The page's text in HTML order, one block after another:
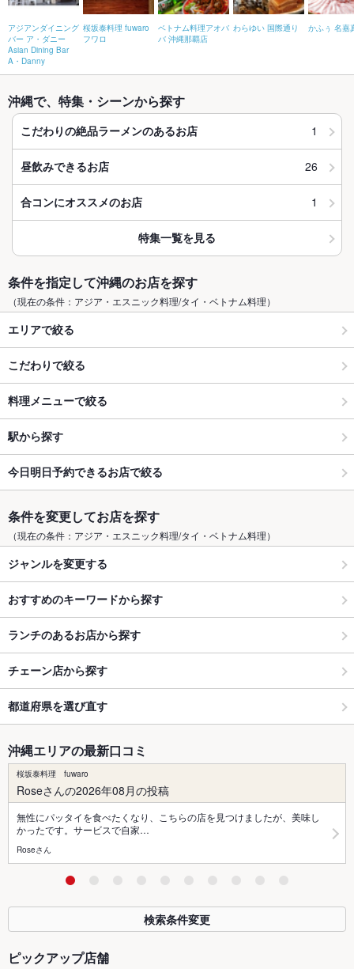
アジアンダイニング
バー ア・ダニー
Asian Dining Bar
A・Danny
桜坂泰料理 fuwaro
フワロ
ベトナム料理アオバ
バ 沖縄那覇店
わらゆい 国際通り かふぅ 名嘉
沖縄で、特集・シーンから探す
こだわりの絶品ラーメンのあるお店 1
昼飲みできるお店 26
合コンにオススメのお店 1
特集一覧を見る
条件を指定して沖縄のお店を探す
（現在の条件：アジア・エスニック料理/タイ・ベトナム料理）
エリアで絞る
こだわりで絞る
料理メニューで絞る
駅から探す
今日明日予約できるお店で絞る
条件を変更してお店を探す
（現在の条件：アジア・エスニック料理/タイ・ベトナム料理）
ジャンルを変更する
おすすめのキーワードから探す
ランチのあるお店から探す
チェーン店から探す
都道府県を選び直す
沖縄エリアの最新口コミ
桜坂泰料理 fuwaro
Roseさんの2026年08月の投稿
無性にパッタイを食べたくなり、こちらの店を見つけましたが、美味し
かったです。サービスで自家…
Roseさん
検索条件変更
ピックアップ店舗